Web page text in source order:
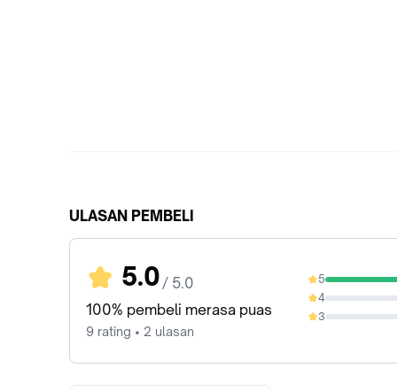
ULASAN PEMBELI
5.0 / 5.0
100% pembeli merasa puas
9 rating • 2 ulasan
5
100%
4
0%
3
0%